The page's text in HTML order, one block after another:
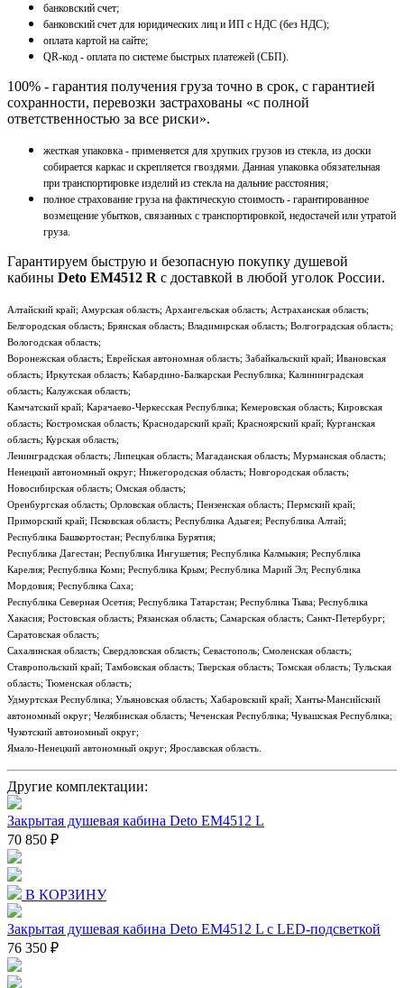
банковский счет;
банковский счет для юридических лиц и ИП с НДС (без НДС);
оплата картой на сайте;
QR-код - оплата по системе быстрых платежей (СБП).
100% - гарантия получения груза точно в срок, с гарантией
сохранности, перевозки застрахованы «с полной
ответственностью за все риски».
жесткая упаковка - применяется для хрупких грузов из стекла, из доски
собирается каркас и скрепляется гвоздями. Данная упаковка обязательная
при транспортировке изделий из стекла на дальние расстояния;
полное страхование груза на фактическую стоимость - гарантированное
возмещение убытков, связанных с транспортировкой, недостачей или утратой
груза.
Гарантируем быструю и безопасную покупку душевой
кабины Deto EM4512 R с доставкой в любой уголок России.
Алтайский край; Амурская область; Архангельская область; Астраханская область;
Белгородская область; Брянская область; Владимирская область; Волгоградская область;
Вологодская область;
Воронежская область; Еврейская автономная область; Забайкальский край; Ивановская
область; Иркутская область; Кабардино-Балкарская Республика; Калининградская
область; Калужская область;
Камчатский край; Карачаево-Черкесская Республика; Кемеровская область; Кировская
область; Костромская область; Краснодарский край; Красноярский край; Курганская
область; Курская область;
Ленинградская область; Липецкая область; Магаданская область; Мурманская область;
Ненецкий автономный округ; Нижегородская область; Новгородская область;
Новосибирская область; Омская область;
Оренбургская область; Орловская область; Пензенская область; Пермский край;
Приморский край; Псковская область; Республика Адыгея; Республика Алтай;
Республика Башкортостан; Республика Бурятия;
Республика Дагестан; Республика Ингушетия; Республика Калмыкия; Республика
Карелия; Республика Коми; Республика Крым; Республика Марий Эл; Республика
Мордовия; Республика Саха;
Республика Северная Осетия; Республика Татарстан; Республика Тыва; Республика
Хакасия; Ростовская область; Рязанская область; Самарская область; Санкт-Петербург;
Саратовская область;
Сахалинская область; Свердловская область; Севастополь; Смоленская область;
Ставропольский край; Тамбовская область; Тверская область; Томская область; Тульская
область; Тюменская область;
Удмуртская Республика; Ульяновская область; Хабаровский край; Ханты-Мансийский
автономный округ; Челябинская область; Чеченская Республика; Чувашская Республика;
Чукотский автономный округ;
Ямало-Ненецкий автономный округ; Ярославская область.
Другие комплектации:
Закрытая душевая кабина Deto EM4512 L
70 850 ₽
В КОРЗИНУ
Закрытая душевая кабина Deto EM4512 L с LED-подсветкой
76 350 ₽